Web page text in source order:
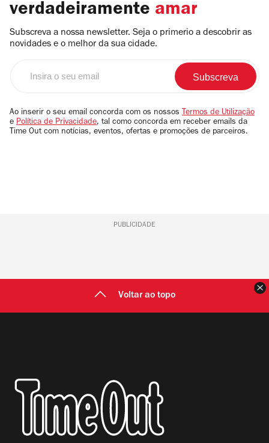
verdadeiramente amar
Subscreva a nossa newsletter. Seja o primerio a descobrir as
novidades e o melhor da sua cidade.
email
Ao inserir o seu email concorda com os nossos Termos de Utilização
e Política de Privacidade, tal como concorda em receber emails da
Time Out com notícias, eventos, ofertas e promoções de parceiros.
PUBLICIDADE
Voltar ao topo